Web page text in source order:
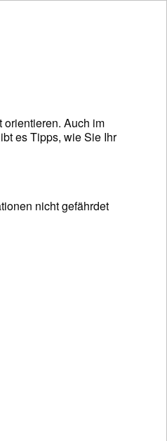
Auch im
es Tipps, wie Sie Ihr
nicht gefährdet